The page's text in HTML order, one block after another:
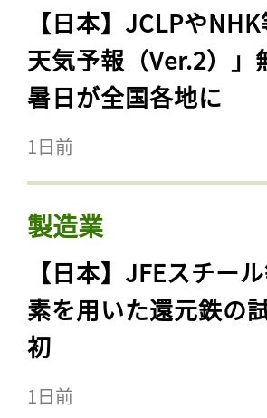
【日本】JCLPや
天気予報（Ver.2）」
暑日が全国各地に
1日前
製造業
【日本】JFEスチー
素を用いた還元鉄の
初
1日前